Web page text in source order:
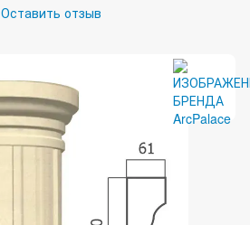
Оставить отзыв